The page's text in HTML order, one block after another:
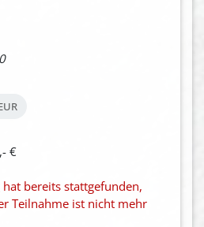
€
bereits stattgefunden,
Teilnahme ist nicht mehr